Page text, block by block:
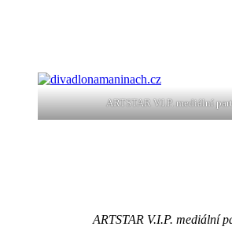
ARTSTAR V.I.P. mediální
ARTSTAR V.I.P. mediální